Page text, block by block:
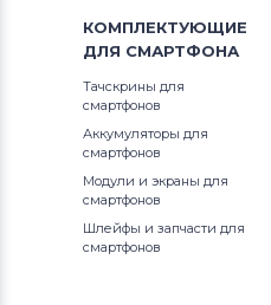
КОМПЛЕКТУЮЩИЕ
ДЛЯ СМАРТФОНА
Тачскрины для
смартфонов
Аккумуляторы для
смартфонов
Модули и экраны для
смартфонов
Шлейфы и запчасти для
смартфонов